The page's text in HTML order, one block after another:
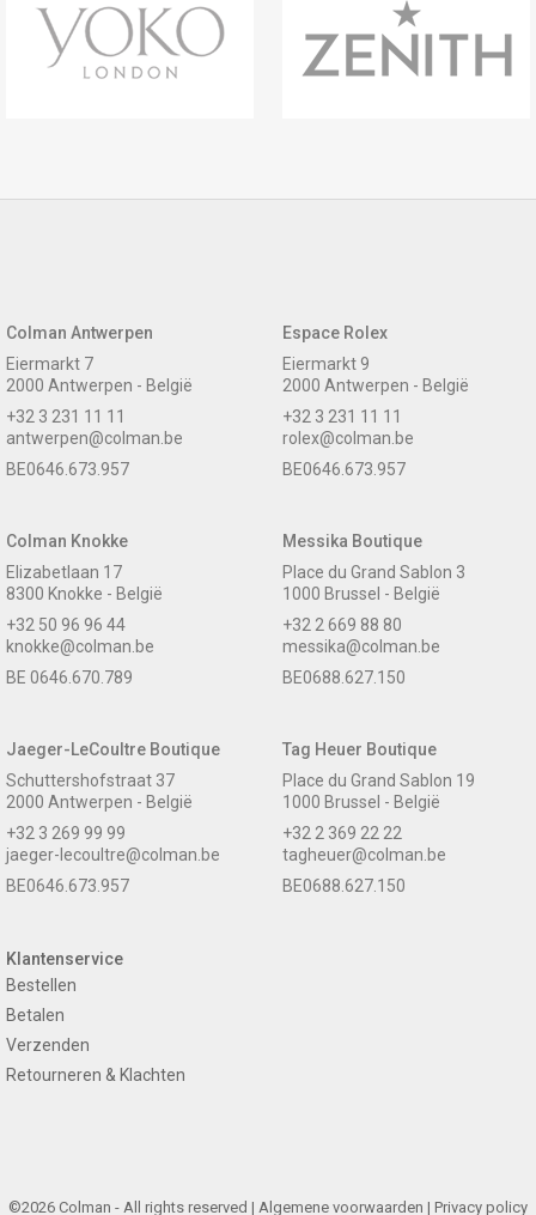
Colman Antwerpen
Eiermarkt 7
2000 Antwerpen - België
+32 3 231 11 11
antwerpen@colman.be
BE0646.673.957
Espace Rolex
Eiermarkt 9
2000 Antwerpen - België
+32 3 231 11 11
rolex@colman.be
BE0646.673.957
Colman Knokke
Elizabetlaan 17
8300 Knokke - België
+32 50 96 96 44
knokke@colman.be
BE 0646.670.789
Messika Boutique
Place du Grand Sablon 3
1000 Brussel - België
+32 2 669 88 80
messika@colman.be
BE0688.627.150
Jaeger-LeCoultre Boutique
Schuttershofstraat 37
2000 Antwerpen - België
+32 3 269 99 99
jaeger-lecoultre@colman.be
BE0646.673.957
Tag Heuer Boutique
Place du Grand Sablon 19
1000 Brussel - België
+32 2 369 22 22
tagheuer@colman.be
BE0688.627.150
Klantenservice
Bestellen
Betalen
Verzenden
Retourneren & Klachten
©2026 Colman - All rights reserved | Algemene voorwaarden | Privacy policy